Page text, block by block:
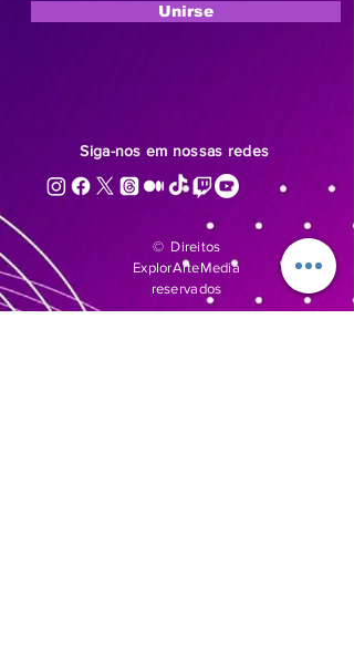
Unirse
Siga-nos em nossas redes
© Direitos
ExplorArteMedia
reservados